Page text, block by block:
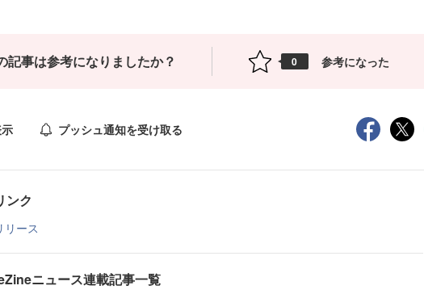
記事は参考になりましたか？ 0 参考になった
プッシュ通知を受け取る
ンク
リース
ニュース連載記事一覧